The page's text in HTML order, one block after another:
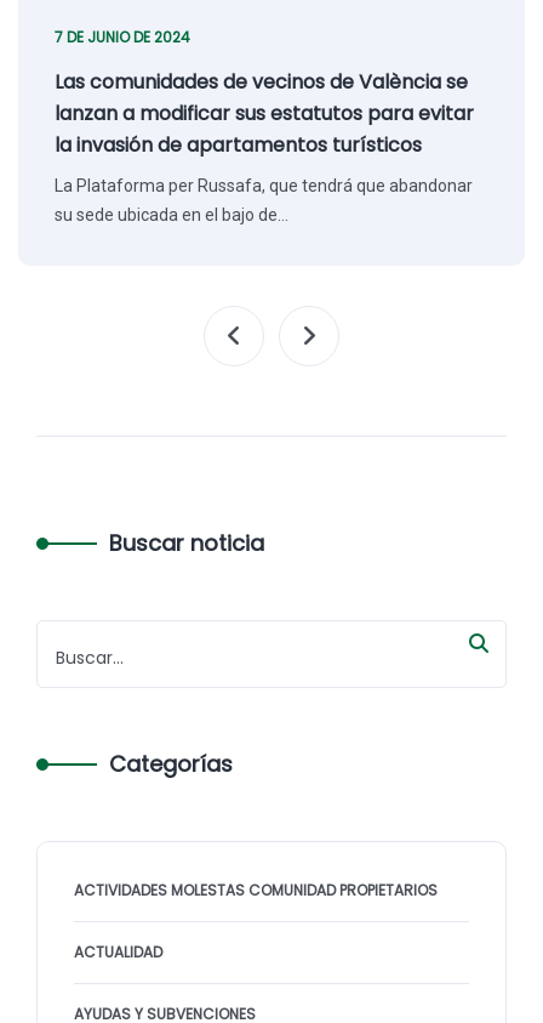
7 DE JUNIO DE 2024
Las comunidades de vecinos de València se
lanzan a modificar sus estatutos para evitar
la invasión de apartamentos turísticos
La Plataforma per Russafa, que tendrá que abandonar
su sede ubicada en el bajo de…
Buscar noticia
Categorías
ACTIVIDADES MOLESTAS COMUNIDAD PROPIETARIOS
ACTUALIDAD
AYUDAS Y SUBVENCIONES